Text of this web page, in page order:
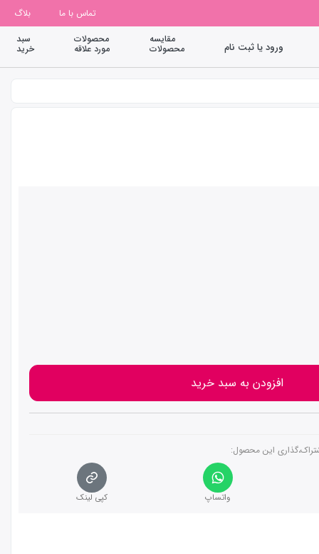
تماس با ما بلاگ
ورود یا ثبت نام
مقایسه
محصولات
محصولات
مورد علاقه
سبد
خرید
افزودن به سبد خرید
این محصول‌:
واتساپ کپی لینک